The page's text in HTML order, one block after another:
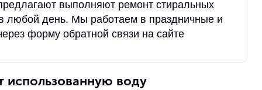
выполняют ремонт стиральных
любой день. Мы работаем в праздничные и
форму обратной связи на сайте
использованную воду